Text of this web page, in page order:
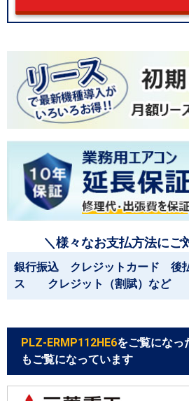
＼様々なお支払方法にご
銀行振込 クレジットカード 後
ス クレジット（割賦）など
PLZ-ERMP112HE6をご覧になっ
もご覧になっています